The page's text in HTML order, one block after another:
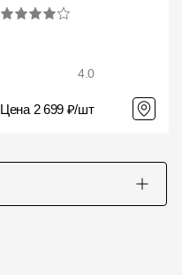
4.0
Цена 2 699 ₽/шт